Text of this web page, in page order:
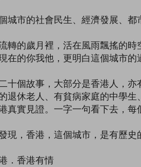
城市的社會民生、經濟發展、都
轉的歲月裡，活在風雨飄搖的
在的你我他，更明白這個城市的
十個故事，大部分是香港人，
退休老人、有貧病家庭的中學
真實見證。一字一句看下去，每
現，香港，這個城市，是有歷史
．香港有情